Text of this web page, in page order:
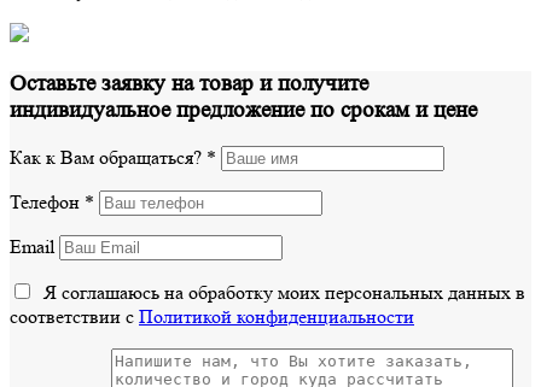
Оставьте заявку на товар и получите
индивидуальное предложение по срокам и цене
Как к Вам обращаться? *
Телефон *
Email
Я соглашаюсь на обработку моих персональных данных в
соответствии с Политикой конфиденциальности